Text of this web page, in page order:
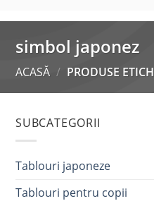
simbol japonez
ACASĂ / PRODUSE
SUBCATEGORII
Tablouri japoneze
Tablouri pentru copii